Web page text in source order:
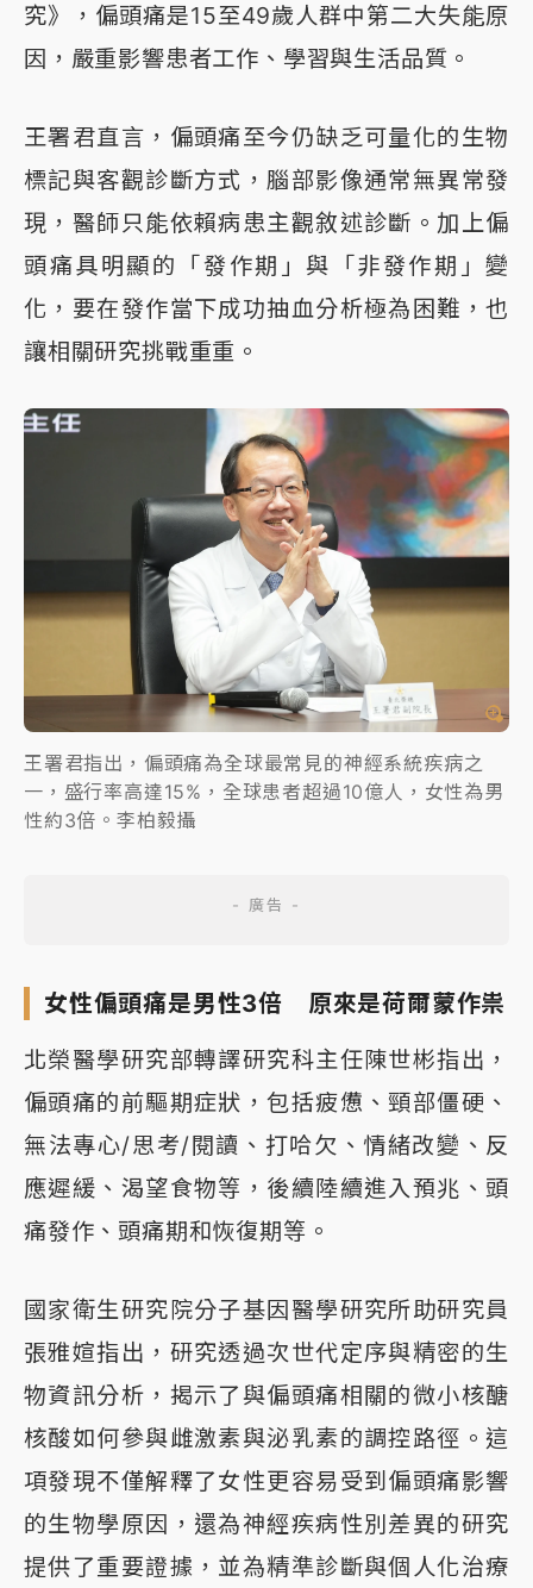
究》，偏頭痛是15至49歲人群中第二大失能原
因，嚴重影響患者工作、學習與生活品質。
王署君直言，偏頭痛至今仍缺乏可量化的生物
標記與客觀診斷方式，腦部影像通常無異常發
現，醫師只能依賴病患主觀敘述診斷。加上偏
頭痛具明顯的「發作期」與「非發作期」變
化，要在發作當下成功抽血分析極為困難，也
讓相關研究挑戰重重。
王署君指出，偏頭痛為全球最常見的神經系統疾病之
一，盛行率高達15%，全球患者超過10億人，女性為男
性約3倍。李柏毅攝
女性偏頭痛是男性3倍 原來是荷爾蒙作祟
北榮醫學研究部轉譯研究科主任陳世彬指出，
偏頭痛的前驅期症狀，包括疲憊、頸部僵硬、
無法專心/思考/閱讀、打哈欠、情緒改變、反
應遲緩、渴望食物等，後續陸續進入預兆、頭
痛發作、頭痛期和恢復期等。
國家衛生研究院分子基因醫學研究所助研究員
張雅媗指出，研究透過次世代定序與精密的生
物資訊分析，揭示了與偏頭痛相關的微小核醣
核酸如何參與雌激素與泌乳素的調控路徑。這
項發現不僅解釋了女性更容易受到偏頭痛影響
的生物學原因，還為神經疾病性別差異的研究
提供了重要證據，並為精準診斷與個人化治療